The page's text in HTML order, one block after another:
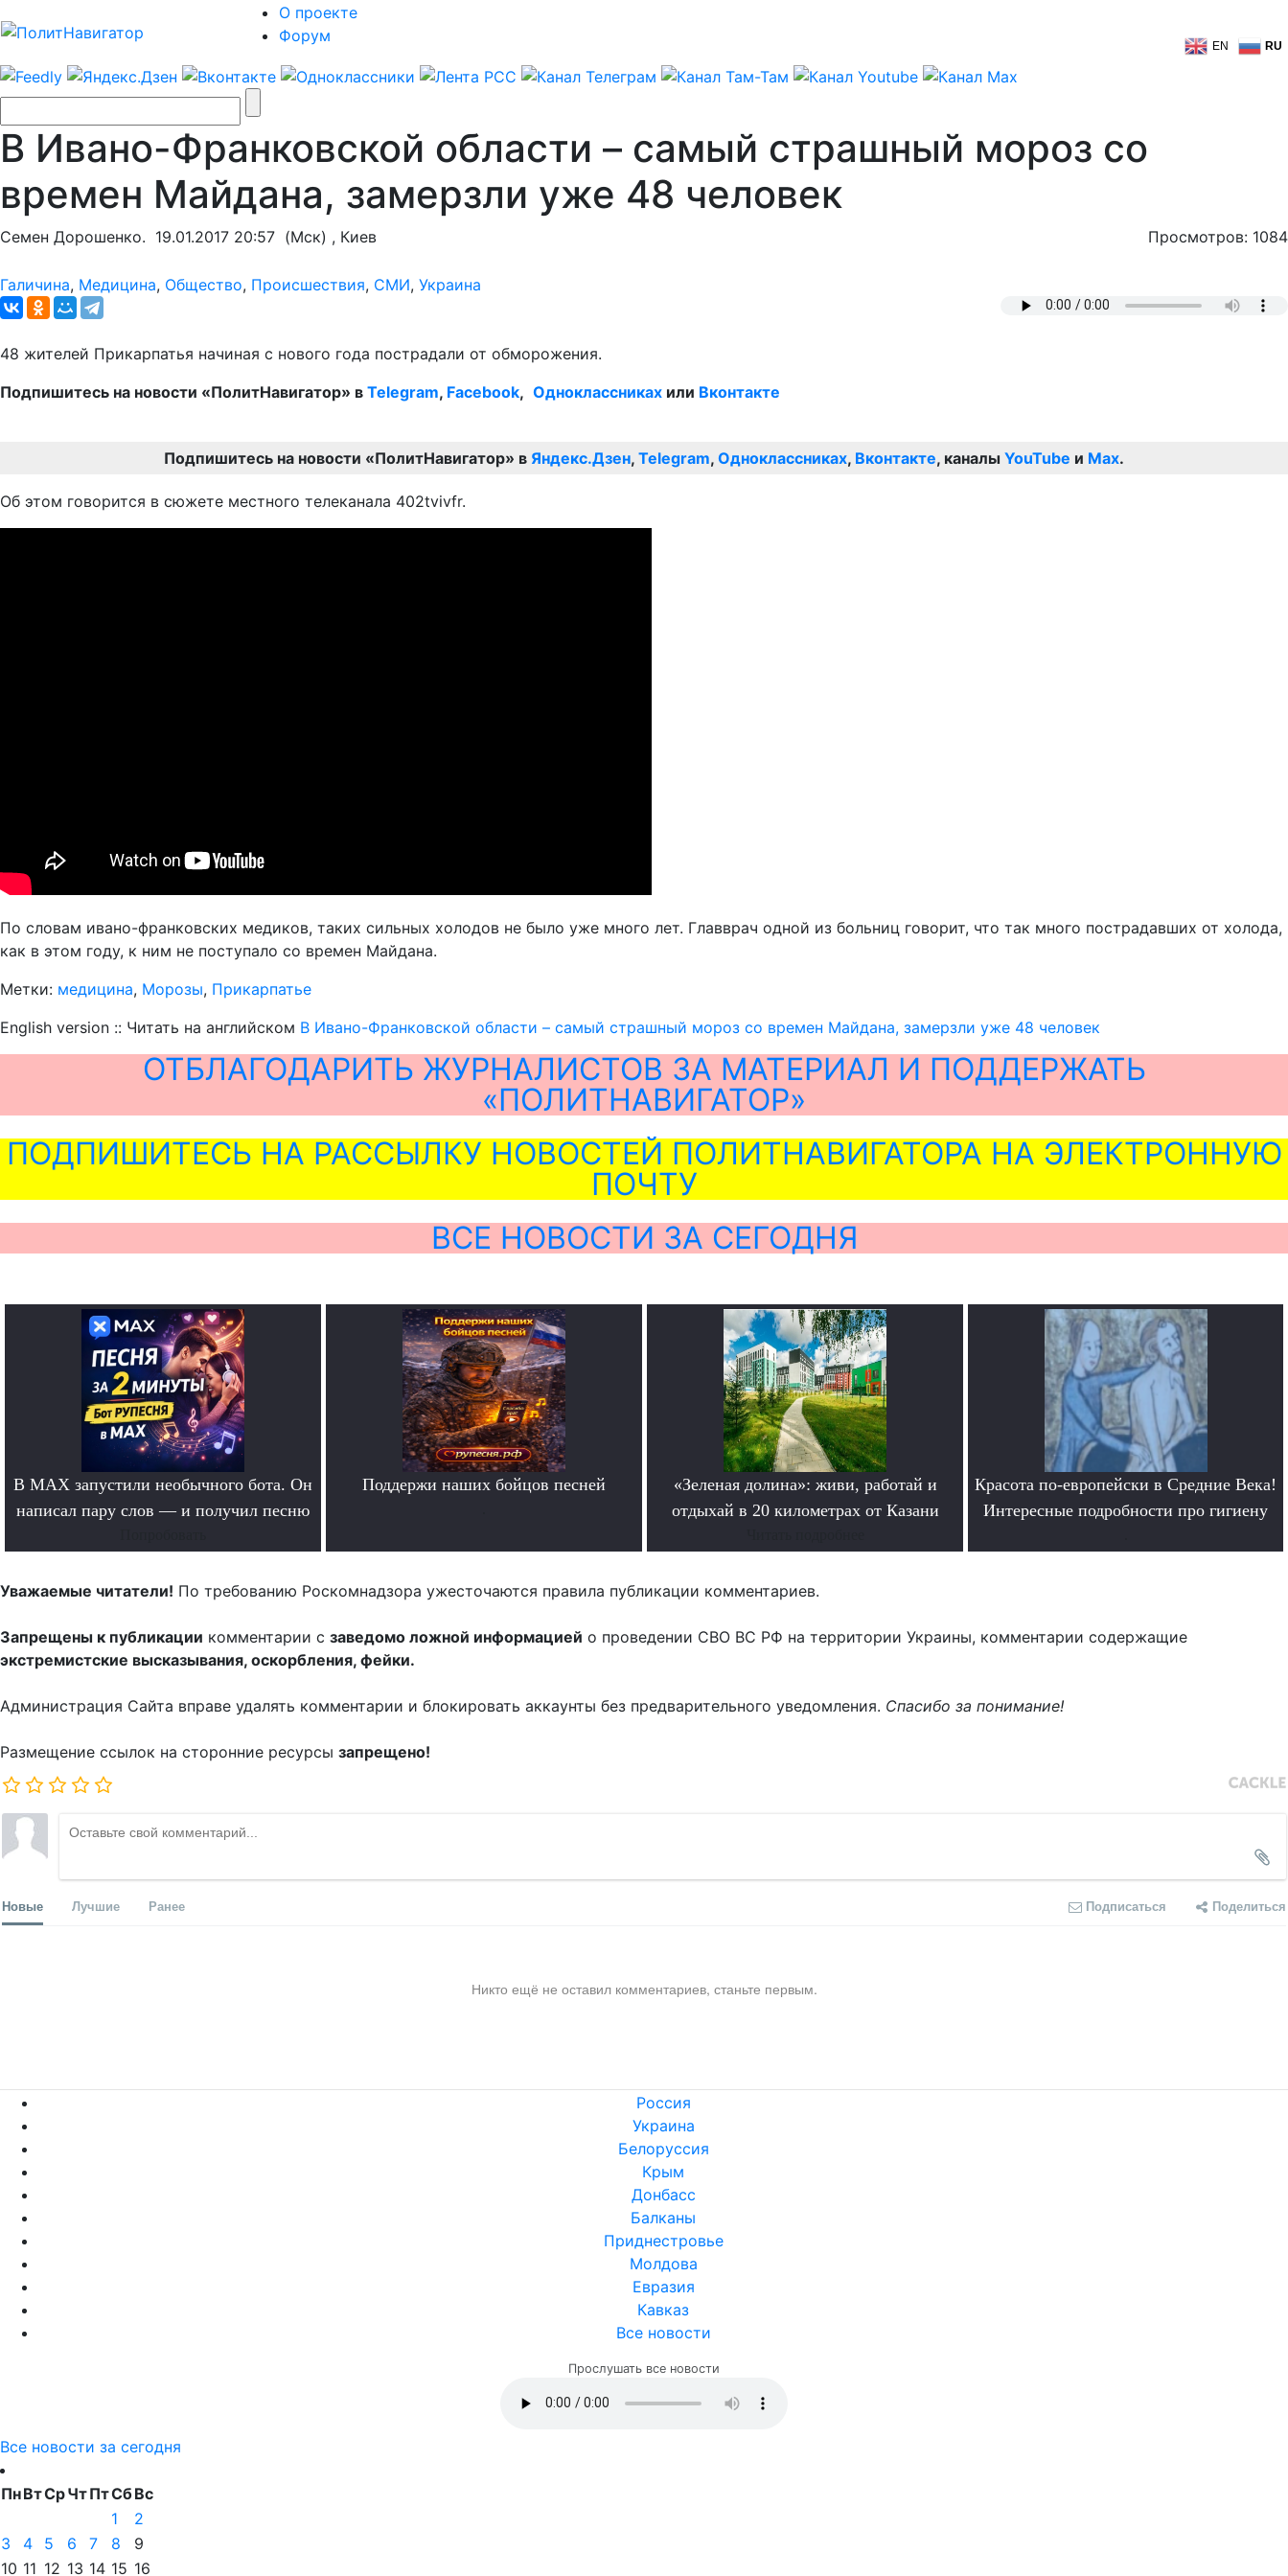
О проекте
Форум
EN RU
В Ивано-Франковской области – самый страшный мороз со
времен Майдана, замерзли уже 48 человек
Семен Дорошенко. 19.01.2017 20:57 (Мск) , Киев Просмотров: 1084
Галичина, Медицина, Общество, Происшествия, СМИ, Украина
48 жителей Прикарпатья начиная с нового года пострадали от обморожения.
Подпишитесь на новости «ПолитНавигатор» в Telegram, Facebook, Одноклассниках или Вконтакте
Подпишитесь на новости «ПолитНавигатор» в Яндекс.Дзен, Telegram, Одноклассниках, Вконтакте, каналы YouTube и Max.
Об этом говорится в сюжете местного телеканала 402tvivfr.
По словам ивано-франковских медиков, таких сильных холодов не было уже много лет. Главврач одной из больниц говорит, что так много пострадавших от холода,
как в этом году, к ним не поступало со времен Майдана.
Метки: медицина, Морозы, Прикарпатье
English version :: Читать на английском В Ивано-Франковской области – самый страшный мороз со времен Майдана, замерзли уже 48 человек
ОТБЛАГОДАРИТЬ ЖУРНАЛИСТОВ ЗА МАТЕРИАЛ И ПОДДЕРЖАТЬ
«ПОЛИТНАВИГАТОР»
ПОДПИШИТЕСЬ НА РАССЫЛКУ НОВОСТЕЙ ПОЛИТНАВИГАТОРА НА ЭЛЕКТРОННУЮ
ПОЧТУ
ВСЕ НОВОСТИ ЗА СЕГОДНЯ
В MAX запустили необычного бота. Он
написал пару слов — и получил песню
Поддержи наших бойцов песней
«Зеленая долина»: живи, работай и
отдыхай в 20 километрах от Казани
Красота по-европейски в Средние Века!
Интересные подробности про гигиену
Уважаемые читатели! По требованию Роскомнадзора ужесточаются правила публикации комментариев.
Запрещены к публикации комментарии с заведомо ложной информацией о проведении СВО ВС РФ на территории Украины, комментарии содержащие
экстремистские высказывания, оскорбления, фейки.
Администрация Сайта вправе удалять комментарии и блокировать аккаунты без предварительного уведомления. Спасибо за понимание!
Размещение ссылок на сторонние ресурсы запрещено!
Новые Лучшие Ранее Подписаться Поделиться
Никто ещё не оставил комментариев, станьте первым.
Россия
Украина
Белоруссия
Крым
Донбасс
Балканы
Приднестровье
Молдова
Евразия
Кавказ
Все новости
Прослушать все новости
Все новости за сегодня
ПнВтСрЧтПтСбВс
1
2
3
4 5 6 7 8
9
10 11 12 13 14 15 16